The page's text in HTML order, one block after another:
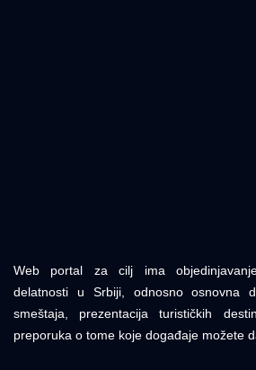
Web portal za cilj ima
delatnosti u Srbiji, odnosno osnovna
smeštaja, prezentacija turističkih
preporuka o tome koje događaje možete